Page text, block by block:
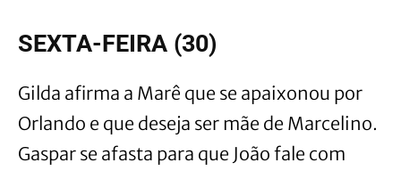
SEXTA-FEIRA (30)
Gilda afirma a Marê que se apaixonou por
Orlando e que deseja ser mãe de Marcelino.
Gaspar se afasta para que João fale com